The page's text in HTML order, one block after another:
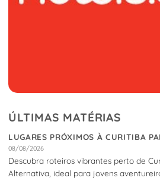
ÚLTIMAS MATÉRIAS
LUGARES PRÓXIMOS À CURITIBA
08/08/2026
Descubra roteiros vibrantes perto de
Alternativa, ideal para jovens